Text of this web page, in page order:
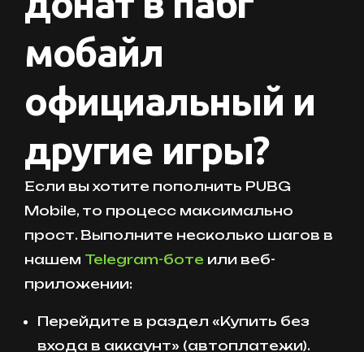
мобайл
официальный и
другие игры?
Если вы хотите пополнить PUBG
Mobile, то процесс максимально
прост. Выполните несколько шагов в
нашем Telegram-боте или веб-
приложении:
Перейдите в раздел «Купить без
входа в аккаунт» (автоплатежи).